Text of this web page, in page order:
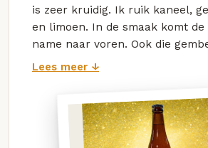
is zeer kruidig. Ik ruik kaneel,
en limoen. In de smaak komt
name naar voren. Ook die
Lees meer ↓